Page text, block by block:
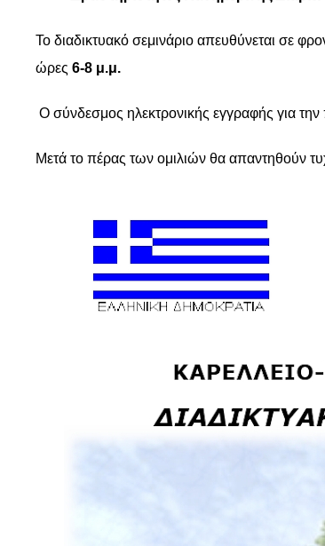
Το διαδικτυακό σεμινάριο απευθύνεται σε
ώρες 6-8 μ.μ.
Ο σύνδεσμος ηλεκτρονικής εγγραφής για
Μετά το πέρας των ομιλιών θα απαντηθούν